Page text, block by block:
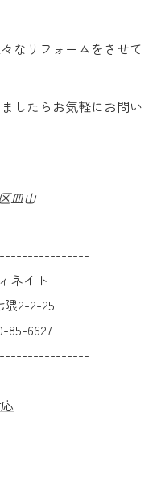
なリフォームをさせて
したらお気軽にお問い
皿山
ネイト
2-2-25
85-6627